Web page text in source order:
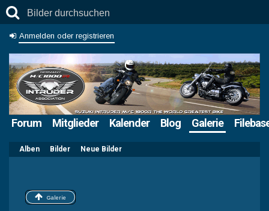
Anmelden oder registrieren
Forum Mitglieder Kalender Blog Galerie
Alben Bilder Neue Bilder
Galerie